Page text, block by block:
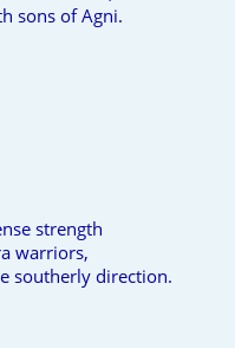
sons of Agni.
strength
warriors,
southerly direction.